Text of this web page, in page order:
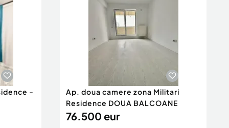
-
Ap. doua camere zona Militari
Residence DOUA BALCOANE
76.500 eur